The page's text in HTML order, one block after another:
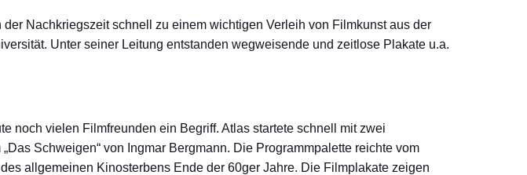
Nachkriegszeit schnell zu einem wichtigen Verleih von Filmkunst aus der
Unter seiner Leitung entstanden wegweisende und zeitlose Plakate u.a.
noch vielen Filmfreunden ein Begriff. Atlas startete schnell mit zwei
Schweigen“ von Ingmar Bergmann. Die Programmpalette reichte vom
allgemeinen Kinosterbens Ende der 60ger Jahre. Die Filmplakate zeigen